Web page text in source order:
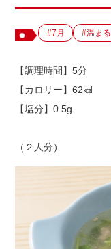
レシピ集
出店用地募集
#7月 #温まる
【調理時間】5分
【カロリー】62㎉
【塩分】0.5g
（２人分）